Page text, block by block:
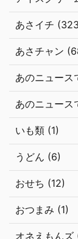
あさイチ
あさチャン
あのニュース
あのニュース
いも類 (1)
うどん (6)
おせち (12)
おつまみ (1)
オネえもんズ